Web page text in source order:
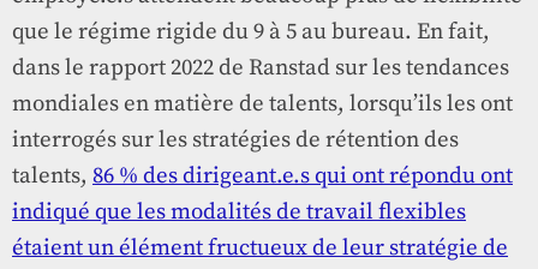
que le régime rigide du 9 à 5 au bureau. En fait,
dans le rapport 2022 de Ranstad sur les tendances
mondiales en matière de talents, lorsqu’ils les ont
interrogés sur les stratégies de rétention des
talents, 86 % des dirigeant.e.s qui ont répondu ont
indiqué que les modalités de travail flexibles
étaient un élément fructueux de leur stratégie de